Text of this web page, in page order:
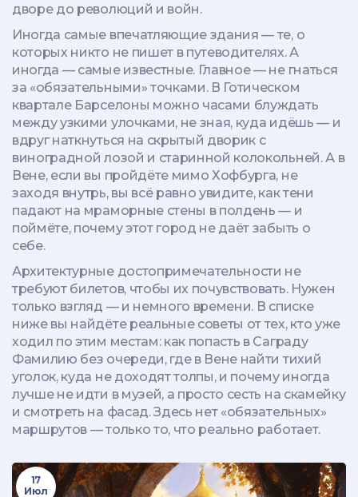
дворе до революций и войн.
Иногда самые впечатляющие здания — те, о
которых никто не пишет в путеводителях. А
иногда — самые известные. Главное — не гнаться
за «обязательными» точками. В Готическом
квартале Барселоны можно часами блуждать
между узкими улочками, не зная, куда идёшь — и
вдруг наткнуться на скрытый дворик с
виноградной лозой и старинной колокольней. А в
Вене, если вы пройдёте мимо Хофбурга, не
заходя внутрь, вы всё равно увидите, как тени
падают на мраморные стены в полдень — и
поймёте, почему этот город не даёт забыть о
себе.
Архитектурные достопримечательности не
требуют билетов, чтобы их почувствовать. Нужен
только взгляд — и немного времени. В списке
ниже вы найдёте реальные советы от тех, кто уже
ходил по этим местам: как попасть в Саграду
Фамилию без очереди, где в Вене найти тихий
уголок, куда не доходят толпы, и почему иногда
лучше не идти в музей, а просто сесть на скамейку
и смотреть на фасад. Здесь нет «обязательных»
маршрутов — только то, что реально работает.
17
Июл